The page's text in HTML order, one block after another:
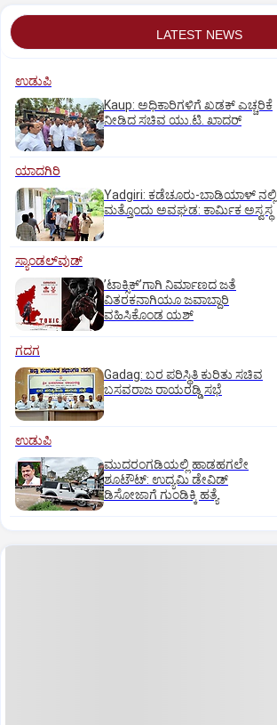
LATEST NEWS
ಉಡುಪಿ
Kaup: ಅಧಿಕಾರಿಗಳಿಗೆ ಖಡಕ್ ಎಚ್ಚರಿಕೆ
ನೀಡಿದ ಸಚಿವ ಯು.ಟಿ. ಖಾದರ್
ಯಾದಗಿರಿ
Yadgiri: ಕಡೆಚೂರು-ಬಾಡಿಯಾಳ್ ನಲ್ಲಿ
ಮತ್ತೊಂದು ಅವಘಡ: ಕಾರ್ಮಿಕ ಅಸ್ವಸ್ಥ
ಸ್ಯಾಂಡಲ್‌ವುಡ್‌
ʼಟಾಕ್ಸಿಕ್‌ʼಗಾಗಿ ನಿರ್ಮಾಣದ ಜತೆ
ವಿತರಕನಾಗಿಯೂ ಜವಾಬ್ದಾರಿ
ವಹಿಸಿಕೊಂಡ ಯಶ್
ಗದಗ
Gadag: ಬರ ಪರಿಸ್ಥಿತಿ ಕುರಿತು ಸಚಿವ
ಬಸವರಾಜ ರಾಯರಡ್ಡಿ ಸಭೆ
ಉಡುಪಿ
ಮುದರಂಗಡಿಯಲ್ಲಿ ಹಾಡಹಗಲೇ
ಶೂಟೌಟ್:‌ ಉದ್ಯಮಿ ಡೇವಿಡ್‌
ಡಿಸೋಜಾಗೆ ಗುಂಡಿಕ್ಕಿ ಹತ್ಯೆ